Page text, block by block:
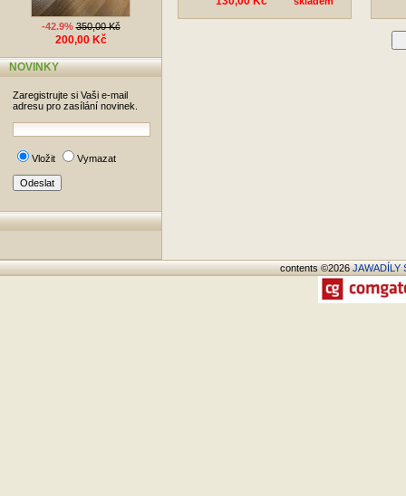
-42.9%350,00 Kč
200,00 Kč
NOVINKY
Zaregistrujte si Vaši e-mail
adresu pro zasílání novinek.
Vložit Vymazat
contents ©2026JAWADÍLY